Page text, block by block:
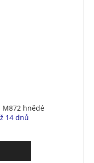
M872 hnědé
14 dnů